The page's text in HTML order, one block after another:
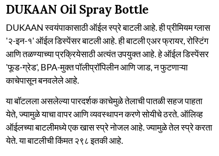
DUKAAN Oil Spray Bottle
DUKAAN स्वयंपाकासाठी ऑईल स्प्रे बाटली आहे. ही प्रीमियम ग्लास
'२-इन-१' ऑईल डिस्पेंसर बाटली आहे. ही बाटली एअर फ्रायर, रोस्टिंग
आणि तळण्याच्या प्रक्रियेसाठी अत्यंत उपयुक्त आहे. हे ऑईल डिस्पेंसर
'फूड-ग्रेड', BPA-मुक्त पॉलीप्रॉपिलीन आणि जाड, न फुटणाऱ्या
काचेपासून बनवलेले आहे.
या बॉटलला असलेल्या पारदर्शक काचेमुळे तेलाची पातळी सहज पाहता
येते, ज्यामुळे याचा वापर आणि व्यवस्थापन करणे सोयीचे ठरते. ऑलिव्ह
ऑईलच्या बाटलीमध्ये एक खास स्प्रे नोजल आहे. ज्यामुळे तेल स्प्रे करता
येते. या बाटलीची किंमत २९८ इतकी आहे.